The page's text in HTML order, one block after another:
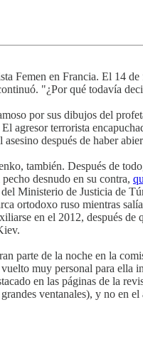
Femen en Francia. El 14
"¿Por qué todavía
por sus dibujos del
agresor terrorista
después de haber
también. Después de
desnudo en su contra,
Ministerio de Justicia de
ortodoxo ruso mientras
en el 2012, después de
parte de la noche en la
muy personal para ella
en las páginas de la
ventanales), y no en